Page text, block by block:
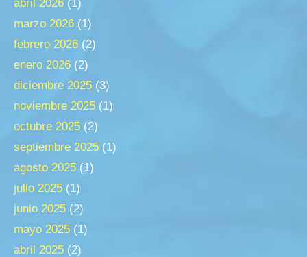
abril 2026 (1)
marzo 2026 (1)
febrero 2026 (2)
enero 2026 (2)
diciembre 2025 (3)
noviembre 2025 (1)
octubre 2025 (2)
septiembre 2025 (1)
agosto 2025 (1)
julio 2025 (1)
junio 2025 (2)
mayo 2025 (1)
abril 2025 (2)